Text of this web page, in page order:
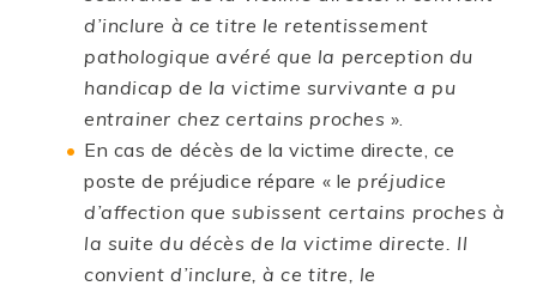
d’inclure à ce titre le retentissement
pathologique avéré que la perception du
handicap de la victime survivante a pu
entrainer chez certains proches ».
En cas de décès de la victime directe, ce
poste de préjudice répare « le préjudice
d’affection que subissent certains proches à
la suite du décès de la victime directe. Il
convient d’inclure, à ce titre, le